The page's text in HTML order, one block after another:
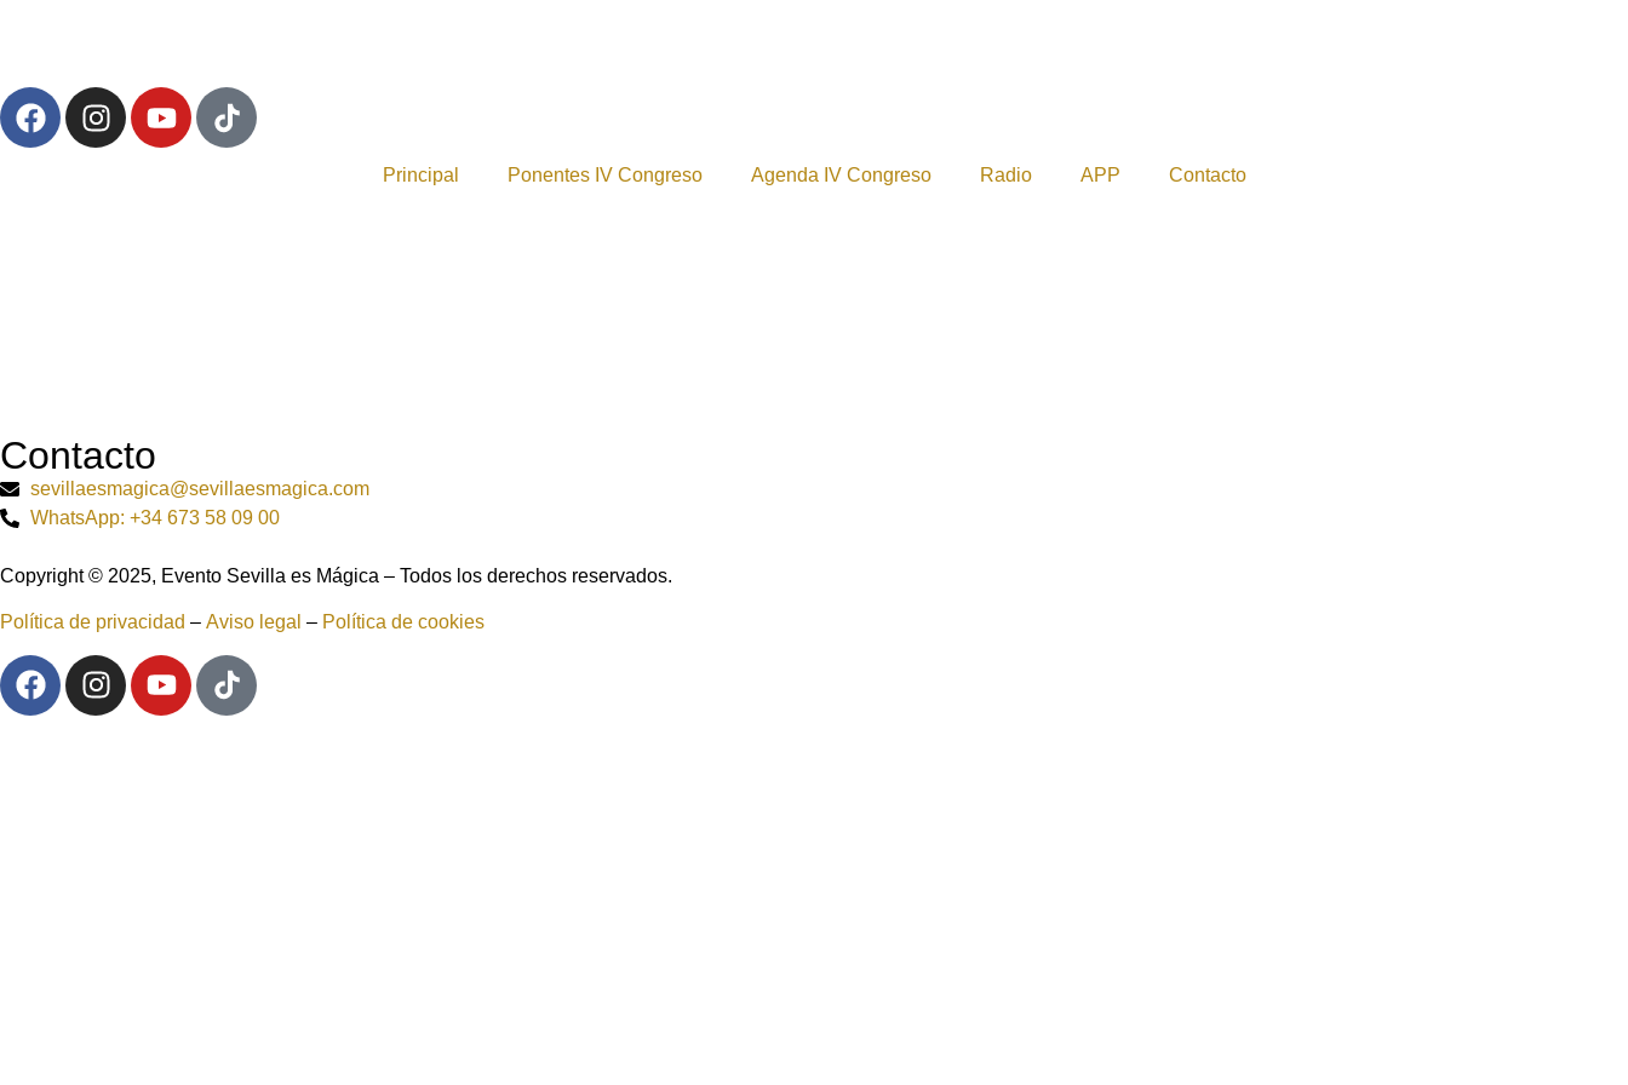
Principal Ponentes IV Congreso Agenda IV Congreso Radio APP Contacto
Contacto
sevillaesmagica@sevillaesmagica.com
WhatsApp: +34 673 58 09 00
Copyright © 2025, Evento Sevilla es Mágica – Todos los derechos reservados.
Política de privacidad – Aviso legal – Política de cookies